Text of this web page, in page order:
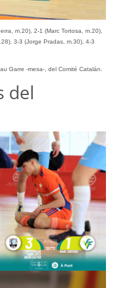
m.20), 2-1 (Marc Tortosa, m.20),
3-3 (Jorge Pradas, m.30), 4-3
Garre -mesa-, del Comité Catalán.
del